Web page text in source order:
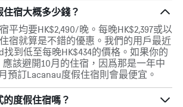
宿大概多少錢？
平均要HK$2,490/晚。每晚HK$2,397或以
宿就算是不錯的優惠。我們的用戶最近
找到低至每晚HK$434的價格。如果你的
該避開10月的住宿，因爲那是一年中
預訂Lacanau度假住宿則會最便宜。
度假住宿嗎？